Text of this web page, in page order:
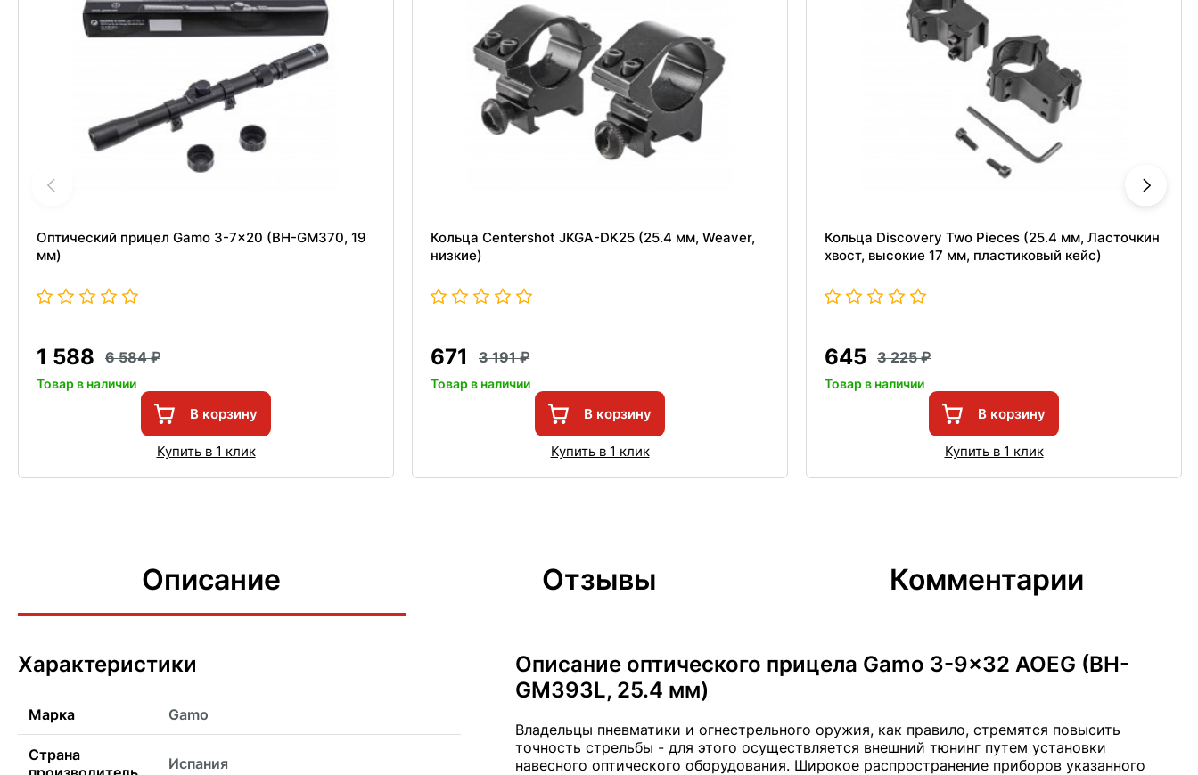
Оптический прицел Gamo 3-7x20 (BH-GM370, 19
мм)
1 588 6 584
Товар в наличии
В корзину
Купить в 1 клик
Кольца Centershot JKGA-DK25 (25.4 мм, Weaver,
низкие)
671 3 191
Товар в наличии
В корзину
Купить в 1 клик
Кольца Discovery Two Pieces (25.4 мм, Ласточкин
хвост, высокие 17 мм, пластиковый кейс)
645 3 225
Товар в наличии
В корзину
Купить в 1 клик
Описание Отзывы Комментарии
Характеристики
Марка Gamo
Страна
Испания
Описание оптического прицела Gamo 3-9x32 AOEG (BH-
GM393L, 25.4 мм)
Владельцы пневматики и огнестрельного оружия, как правило, стремятся повысить
точность стрельбы - для этого осуществляется внешний тюнинг путем установки
навесного оптического оборудования. Широкое распространение приборов указанного